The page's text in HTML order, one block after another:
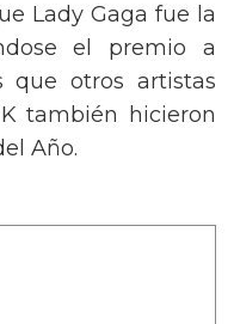
Lady Gaga fue la
el premio a
que otros artistas
también hicieron
Año.